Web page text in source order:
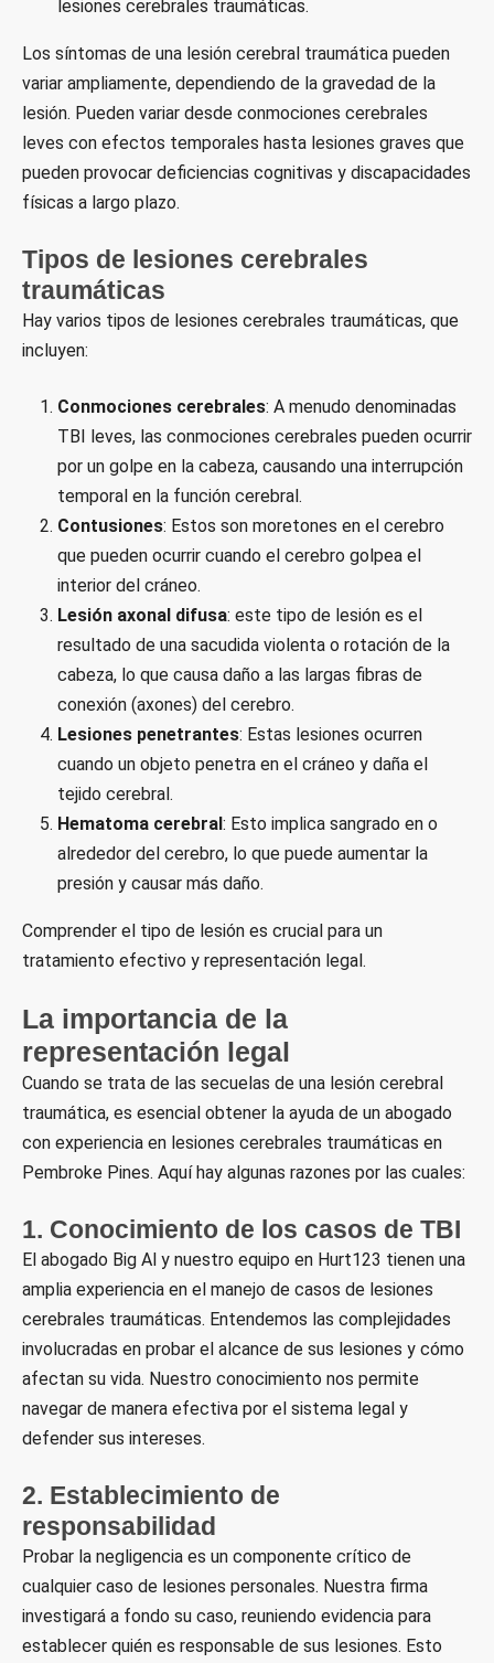
lesiones cerebrales traumáticas.
Los síntomas de una lesión cerebral traumática pueden
variar ampliamente, dependiendo de la gravedad de la
lesión. Pueden variar desde conmociones cerebrales
leves con efectos temporales hasta lesiones graves que
pueden provocar deficiencias cognitivas y discapacidades
físicas a largo plazo.
Tipos de lesiones cerebrales
traumáticas
Hay varios tipos de lesiones cerebrales traumáticas, que
incluyen:
Conmociones cerebrales: A menudo denominadas
TBI leves, las conmociones cerebrales pueden ocurrir
por un golpe en la cabeza, causando una interrupción
temporal en la función cerebral.
Contusiones: Estos son moretones en el cerebro
que pueden ocurrir cuando el cerebro golpea el
interior del cráneo.
Lesión axonal difusa: este tipo de lesión es el
resultado de una sacudida violenta o rotación de la
cabeza, lo que causa daño a las largas fibras de
conexión (axones) del cerebro.
Lesiones penetrantes: Estas lesiones ocurren
cuando un objeto penetra en el cráneo y daña el
tejido cerebral.
Hematoma cerebral: Esto implica sangrado en o
alrededor del cerebro, lo que puede aumentar la
presión y causar más daño.
Comprender el tipo de lesión es crucial para un
tratamiento efectivo y representación legal.
La importancia de la
representación legal
Cuando se trata de las secuelas de una lesión cerebral
traumática, es esencial obtener la ayuda de un abogado
con experiencia en lesiones cerebrales traumáticas en
Pembroke Pines. Aquí hay algunas razones por las cuales:
1. Conocimiento de los casos de TBI
El abogado Big Al y nuestro equipo en Hurt123 tienen una
amplia experiencia en el manejo de casos de lesiones
cerebrales traumáticas. Entendemos las complejidades
involucradas en probar el alcance de sus lesiones y cómo
afectan su vida. Nuestro conocimiento nos permite
navegar de manera efectiva por el sistema legal y
defender sus intereses.
2. Establecimiento de
responsabilidad
Probar la negligencia es un componente crítico de
cualquier caso de lesiones personales. Nuestra firma
investigará a fondo su caso, reuniendo evidencia para
establecer quién es responsable de sus lesiones. Esto